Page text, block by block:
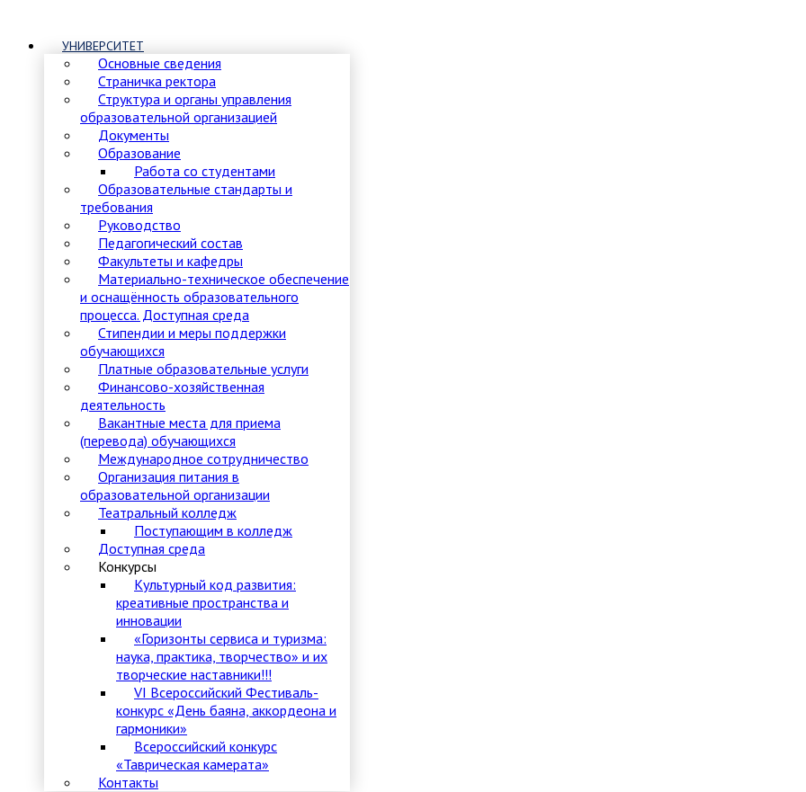
УНИВЕРСИТЕТ
Основные сведения
Страничка ректора
Структура и органы управления
образовательной организацией
Документы
Образование
Работа со студентами
Образовательные стандарты и
требования
Руководство
Педагогический состав
Факультеты и кафедры
Материально-техническое обеспечение
и оснащённость образовательного
процесса. Доступная среда
Стипендии и меры поддержки
обучающихся
Платные образовательные услуги
Финансово-хозяйственная
деятельность
Вакантные места для приема
(перевода) обучающихся
Международное сотрудничество
Организация питания в
образовательной организации
Театральный колледж
Поступающим в колледж
Доступная среда
Конкурсы
Культурный код развития:
креативные пространства и
инновации
«Горизонты сервиса и туризма:
наука, практика, творчество» и их
творческие наставники!!!
VI Всероссийский Фестиваль-
конкурс «День баяна, аккордеона и
гармоники»
Всероссийский конкурс
«Таврическая камерата»
Контакты